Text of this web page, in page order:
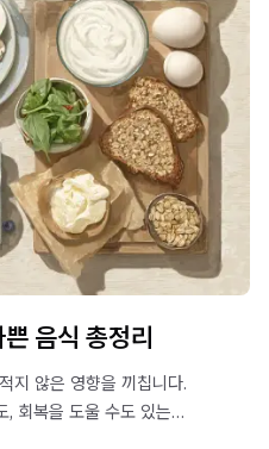
음식 총정리
지 않은 영향을 끼칩니다.
, 회복을 도울 수도 있는